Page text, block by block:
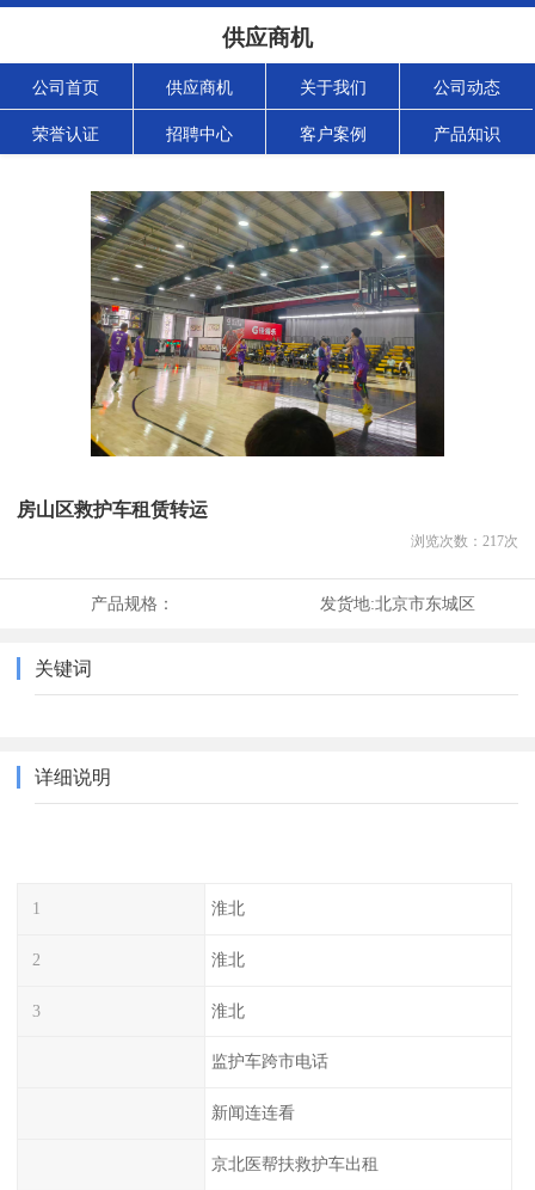
供应商机
公司首页 供应商机 关于我们 公司动态
荣誉认证 招聘中心 客户案例 产品知识
房山区救护车租赁转运
浏览次数： 217次
产品规格： 发货地:北京市东城区
关键词
详细说明
1 淮北
2 淮北
3 淮北
监护车跨市电话
新闻连连看
京北医帮扶救护车出租